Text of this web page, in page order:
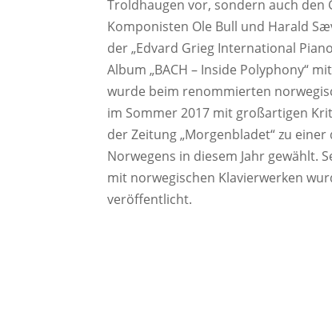
Troldhaugen vor, sondern auch den
Komponisten Ole Bull und Harald
der „Edvard Grieg International
Album „BACH – Inside Polyphony“
wurde beim renommierten
im Sommer 2017 mit großartigen
der Zeitung „Morgenbladet“ zu
Norwegens in diesem Jahr gewählt.
mit norwegischen Klavierwerken
veröffentlicht.